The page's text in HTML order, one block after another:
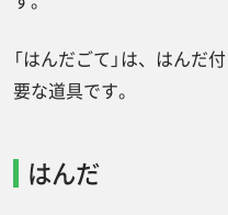
「はんだごて」は、はんだ
要な道具です。
はんだ